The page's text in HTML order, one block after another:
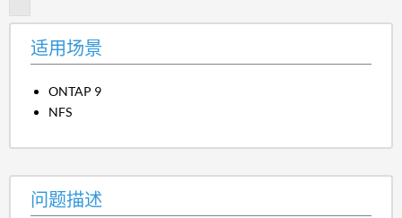
适用场景
ONTAP 9
NFS
问题描述